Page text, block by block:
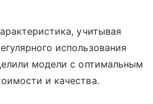
учитывая
использования
модели с оптимальным
и качества.